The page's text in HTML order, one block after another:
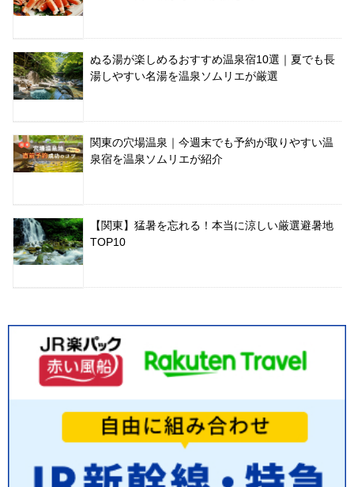
ぬる湯が楽しめるおすすめ温泉宿10選｜夏でも長
湯しやすい名湯を温泉ソムリエが厳選
関東の穴場温泉｜今週末でも予約が取りやすい温
泉宿を温泉ソムリエが紹介
【関東】猛暑を忘れる！本当に涼しい厳選避暑地
TOP10